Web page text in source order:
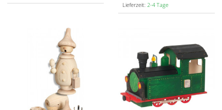
Lieferzeit: 2-4 Tage